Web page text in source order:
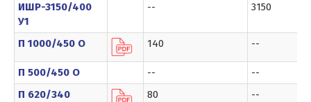
ИШР-3150/400
У1
-- 3150
П 1000/450 О 140 --
П 500/450 О -- --
П 620/340
80 --